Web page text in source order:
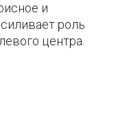
и
роль
центра.